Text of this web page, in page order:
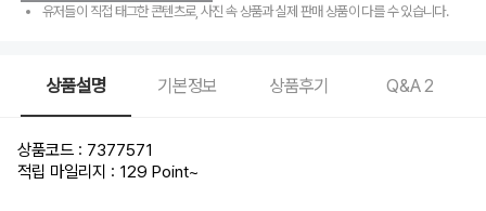
유저들이 직접 태그한 콘텐츠로, 사진 속 상품과 실제 판매 상품이 다를 수 있습니다.
상품설명 기본정보 상품후기 Q&A2
상품코드 : 7377571
적립 마일리지 : 129 Point~